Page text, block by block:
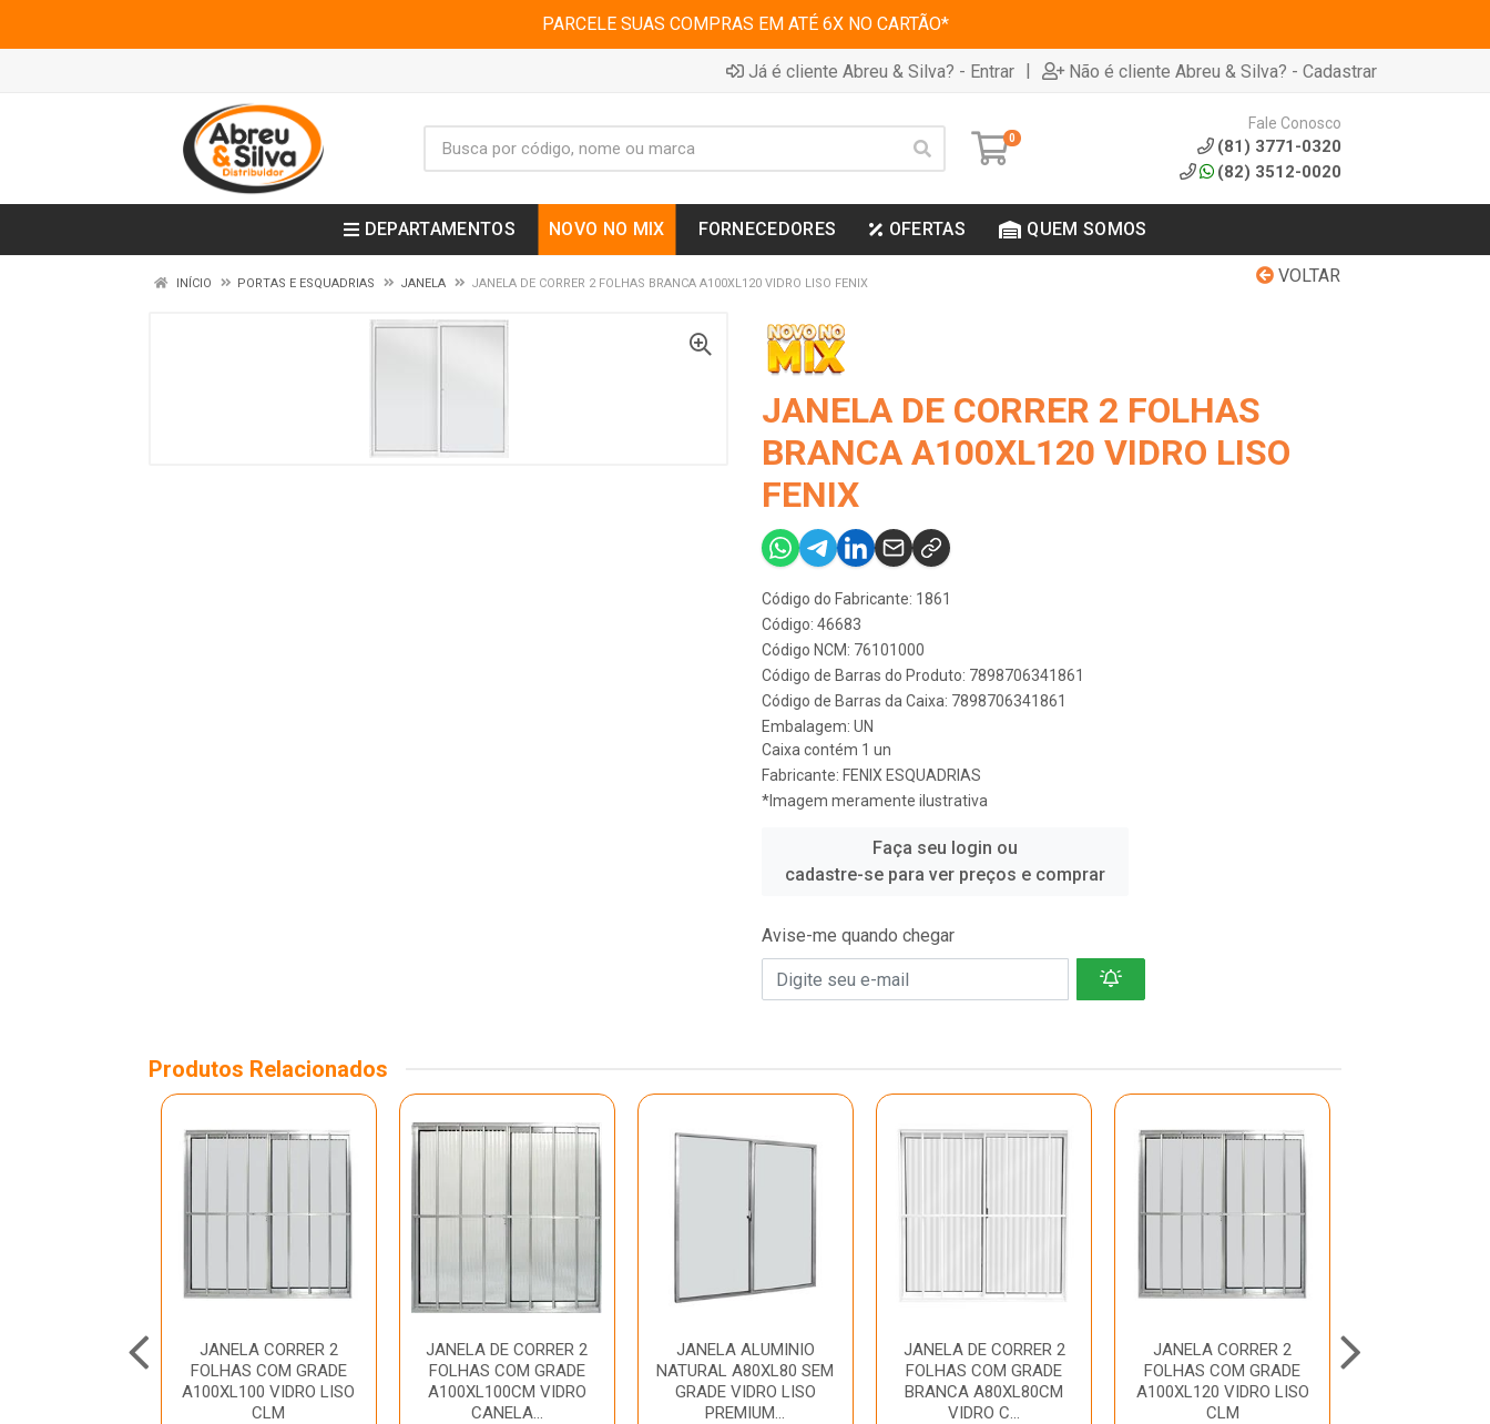
PARCELE SUAS COMPRAS EM ATÉ 6X NO CARTÃO*
Já é cliente Abreu & Silva? - Entrar | Não é cliente Abreu & Silva? - Cadastrar
0
Fale Conosco
(81) 3771-0320
(82) 3512-0020
DEPARTAMENTOS NOVO NO MIX FORNECEDORES OFERTAS QUEM SOMOS
VOLTAR
INÍCIO PORTAS E ESQUADRIAS JANELA JANELA DE CORRER 2 FOLHAS BRANCA A100XL120 VIDRO LISO FENIX
JANELA DE CORRER 2 FOLHAS
BRANCA A100XL120 VIDRO LISO
FENIX
Código do Fabricante: 1861
Código: 46683
Código NCM: 76101000
Código de Barras do Produto: 7898706341861
Código de Barras da Caixa: 7898706341861
Embalagem: UN
Caixa contém 1 un
Fabricante: FENIX ESQUADRIAS
*Imagem meramente ilustrativa
Faça seu login ou
cadastre-se para ver preços e comprar
Avise-me quando chegar
Produtos Relacionados
JANELA CORRER 2
FOLHAS COM GRADE
A100XL100 VIDRO LISO
CLM
JANELA DE CORRER 2
FOLHAS COM GRADE
A100XL100CM VIDRO
CANELA...
JANELA ALUMINIO
NATURAL A80XL80 SEM
GRADE VIDRO LISO
PREMIUM...
JANELA DE CORRER 2
FOLHAS COM GRADE
BRANCA A80XL80CM
VIDRO C...
JANELA CORRER 2
FOLHAS COM GRADE
A100XL120 VIDRO LISO
CLM